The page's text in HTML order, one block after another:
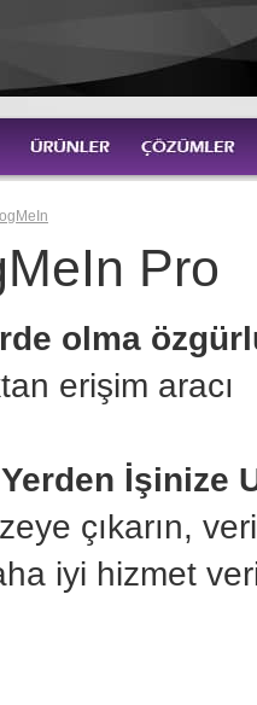
Pro
olma
erişim aracı
İşinize
çıkarın,
iyi hizmet